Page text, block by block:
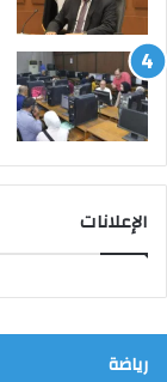
الإعلانات
رياضة